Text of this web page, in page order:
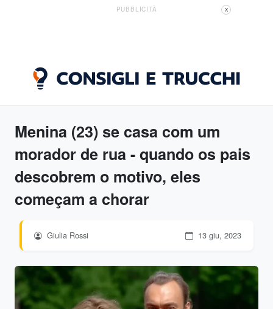
PUBBLICITÀ X
Menina (23) se casa com um
morador de rua - quando os pais
descobrem o motivo, eles
começam a chorar
Giulia Rossi 13 giu, 2023